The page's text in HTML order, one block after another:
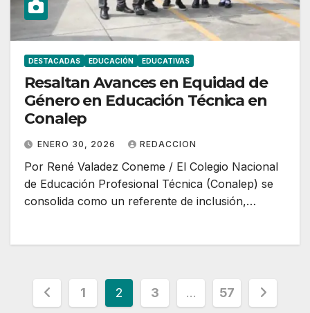
DESTACADAS EDUCACIÓN EDUCATIVAS
Resaltan Avances en Equidad de
Género en Educación Técnica en
Conalep
ENERO 30, 2026 REDACCION
Por René Valadez Coneme / El Colegio Nacional
de Educación Profesional Técnica (Conalep) se
consolida como un referente de inclusión,…
Paginación
1 2 3 … 57